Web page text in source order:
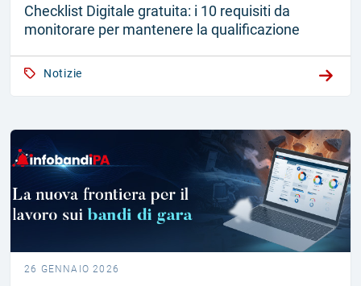
Checklist Digitale gratuita: i 10 requisiti da
monitorare per mantenere la qualificazione
Notizie
26 GENNAIO 2026